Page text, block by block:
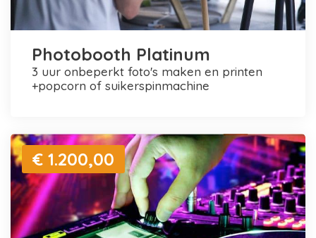
Photobooth Platinum
3 uur onbeperkt foto's maken en printen
+popcorn of suikerspinmachine
€ 1.200,00